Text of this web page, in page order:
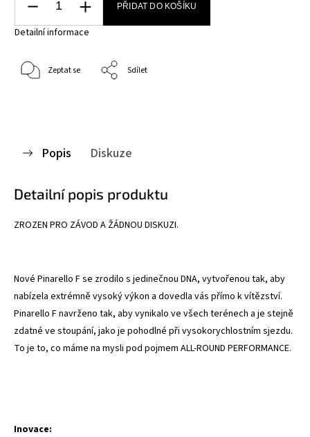
PŘIDAT DO KOŠÍKU
Detailní informace
Zeptat se Sdílet
Popis Diskuze
Detailní popis produktu
ZROZEN PRO ZÁVOD A ŽÁDNOU DISKUZI.
Nové Pinarello F se zrodilo s jedinečnou DNA, vytvořenou tak, aby
nabízela extrémně vysoký výkon a dovedla vás přímo k vítězství.
Pinarello F navrženo tak, aby vynikalo ve všech terénech a je stejně
zdatné ve stoupání, jako je pohodlné při vysokorychlostním sjezdu.
To je to, co máme na mysli pod pojmem ALL-ROUND PERFORMANCE.
Inovace: